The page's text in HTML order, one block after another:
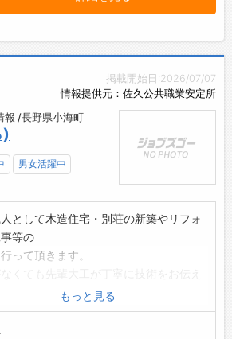
掲載開始日:2026/07/07
情報提供元：佐久公共職業安定所
/長野県小海町
男女活躍中
として木造住宅・別荘の新築やリフォ
等の
って頂きます。
とから始めてみましょう。やる気次第
きます。
もっと見る